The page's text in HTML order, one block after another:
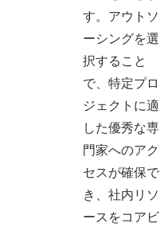
す。アウトソ
ーシングを選
択すること
で、特定プロ
ジェクトに適
した優秀な専
門家へのアク
セスが確保で
き、社内リソ
ースをコアビ